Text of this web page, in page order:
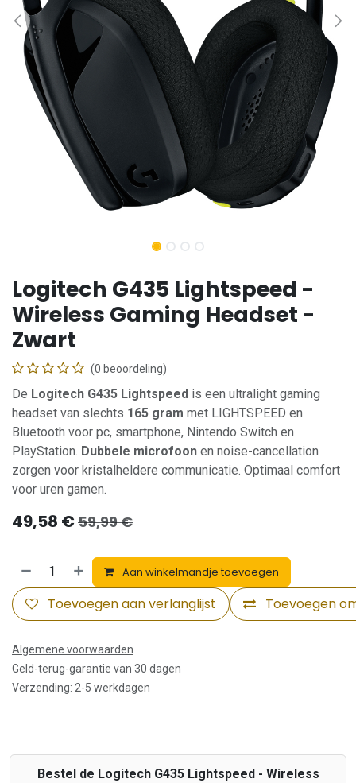
Logitech G435 Lightspeed -
Wireless Gaming Headset -
Zwart
(0 beoordeling)
De Logitech G435 Lightspeed is een ultralight gaming
headset van slechts 165 gram met LIGHTSPEED en
Bluetooth voor pc, smartphone, Nintendo Switch en
PlayStation. Dubbele microfoon en noise-cancellation
zorgen voor kristalheldere communicatie. Optimaal comfort
voor uren gamen.
49,58 € 59,99€
Aan winkelmandje toevoegen
Toevoegen
Toevoegen aan verlanglijst
Algemene voorwaarden
Geld-terug-garantie van 30 dagen
Verzending: 2-5 werkdagen
Bestel de Logitech G435 Lightspeed - Wireless